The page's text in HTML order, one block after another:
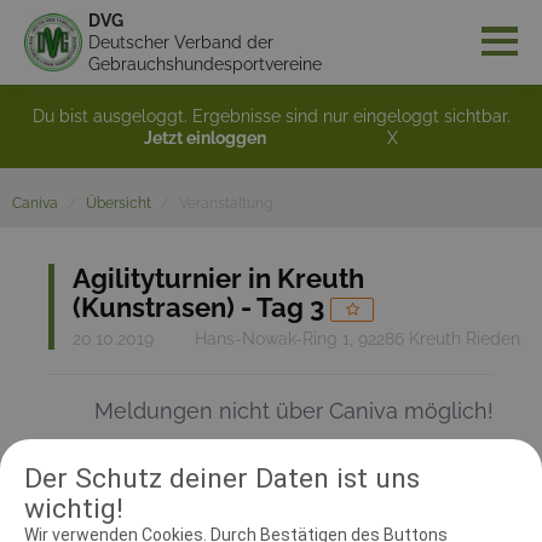
Der Schutz deiner Daten ist uns
wichtig!
Wir verwenden Cookies. Durch Bestätigen des Buttons
DVG
Deutscher Verband der
Gebrauchshundesportvereine
Du bist ausgeloggt. Ergebnisse sind nur eingeloggt sichtbar.
Jetzt einloggen
X
Caniva Übersicht
Agilityturnier in Kreuth
(Kunstrasen) - Tag 3
20.10.2019 Hans-Nowak-Ring 1, 92286 Kreuth Rieden
Meldungen nicht über Caniva möglich!
RICHTER UND HELFER